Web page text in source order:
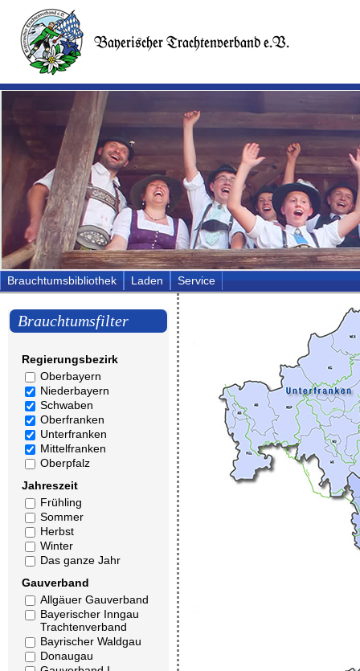
Brauchtumsbibliothek Laden Service
Brauchtumsfilter
Regierungsbezirk
Oberbayern
Niederbayern
Schwaben
Oberfranken
Unterfranken
Mittelfranken
Oberpfalz
Jahreszeit
Frühling
Sommer
Herbst
Winter
Das ganze Jahr
Gauverband
Allgäuer Gauverband
Bayerischer Inngau
Trachtenverband
Bayrischer Waldgau
Donaugau